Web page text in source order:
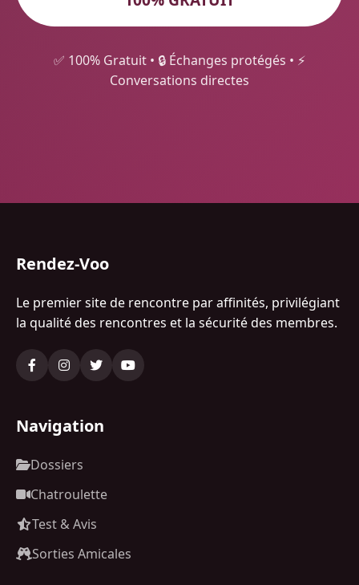
✅ 100% Gratuit • 🔒 Échanges protégés • ⚡
Conversations directes
Rendez-Voo
Le premier site de rencontre par affinités, privilégiant
la qualité des rencontres et la sécurité des membres.
Navigation
Dossiers
Chatroulette
Test & Avis
Sorties Amicales